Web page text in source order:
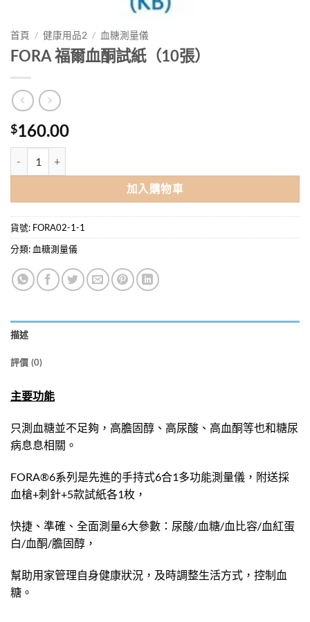
首頁 / 健康用品2 / 血糖測量儀
FORA 福爾血酮試紙（10張）
$160.00
加入購物車
貨號: FORA02-1-1
分類: 血糖測量儀
描述
評價 (0)
主要功能
只測血糖並不足夠，高膽固醇、高尿酸、高血酮等也和糖尿
病息息相關。
FORA®6系列是先進的手持式6合1多功能測量儀，附送採
血槍+刺針+5款試紙各1枚，
快捷、準確、全面測量6大參數：尿酸/血糖/血比容/血紅蛋
白/血酮/膽固醇，
幫助用家管理自身健康狀況，及時調整生活方式，控制血
糖。